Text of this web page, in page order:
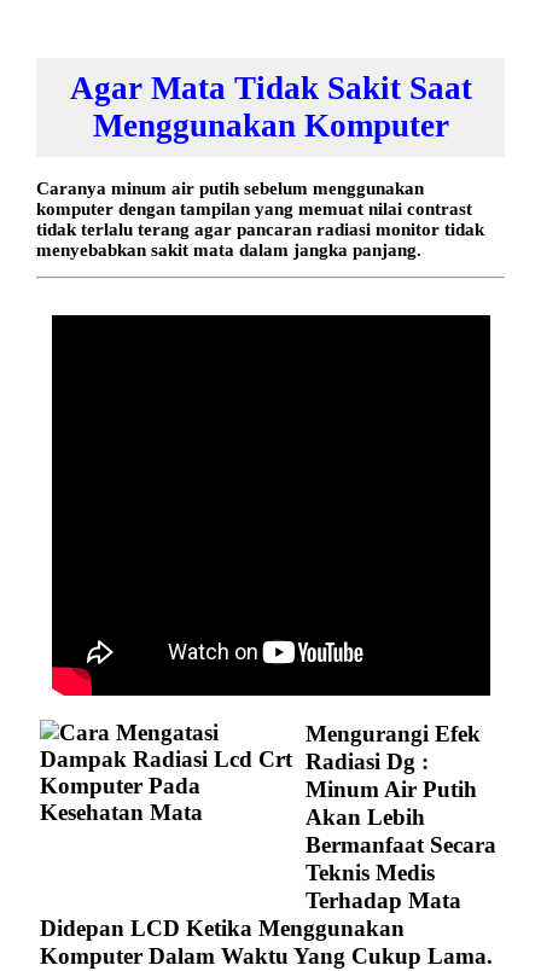
Agar Mata Tidak Sakit Saat
Menggunakan Komputer
Caranya minum air putih sebelum menggunakan
komputer dengan tampilan yang memuat nilai contrast
tidak terlalu terang agar pancaran radiasi monitor tidak
menyebabkan sakit mata dalam jangka panjang.
Mengurangi Efek
Radiasi Dg :
Minum Air Putih
Akan Lebih
Bermanfaat Secara
Teknis Medis
Terhadap Mata
Didepan LCD Ketika Menggunakan
Komputer Dalam Waktu Yang Cukup Lama.